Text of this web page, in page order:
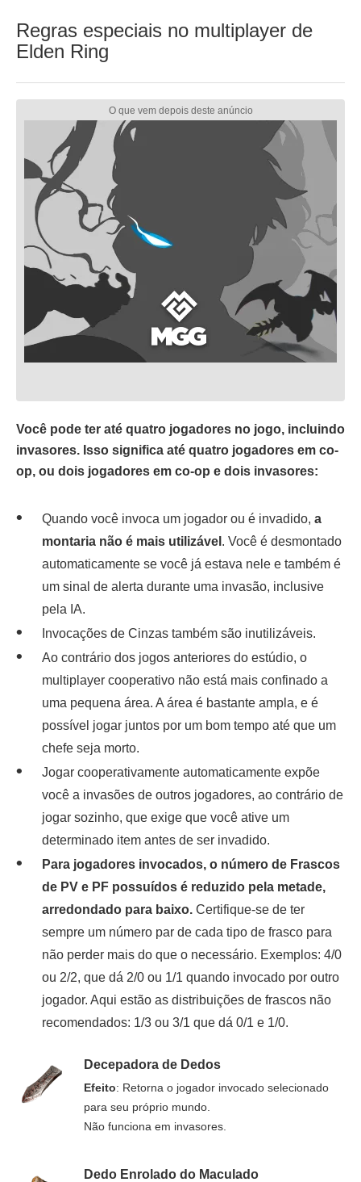
Regras especiais no multiplayer de
Elden Ring
Você pode ter até quatro jogadores no jogo, incluindo
invasores. Isso significa até quatro jogadores em co-
op, ou dois jogadores em co-op e dois invasores:
Quando você invoca um jogador ou é invadido, a
montaria não é mais utilizável . Você é desmontado
automaticamente se você já estava nele e também é
um sinal de alerta durante uma invasão, inclusive
pela IA.
Invocações de Cinzas também são inutilizáveis.
Ao contrário dos jogos anteriores do estúdio, o
multiplayer cooperativo não está mais confinado a
uma pequena área. A área é bastante ampla, e é
possível jogar juntos por um bom tempo até que um
chefe seja morto.
Jogar cooperativamente automaticamente expõe
você a invasões de outros jogadores, ao contrário de
jogar sozinho, que exige que você ative um
determinado item antes de ser invadido.
Para jogadores invocados, o número de Frascos
de PV e PF possuídos é reduzido pela metade,
arredondado para baixo. Certifique-se de ter
sempre um número par de cada tipo de frasco para
não perder mais do que o necessário. Exemplos: 4/0
ou 2/2, que dá 2/0 ou 1/1 quando invocado por outro
jogador. Aqui estão as distribuições de frascos não
recomendados: 1/3 ou 3/1 que dá 0/1 e 1/0.
Decepadora de Dedos
Efeito: Retorna o jogador invocado selecionado
para seu próprio mundo.
Não funciona em invasores.
Dedo Enrolado do Maculado